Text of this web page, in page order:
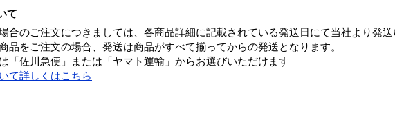
て
合のご注文につきましては、各商品詳細に記載されている発送日にて当社より発送
品をご注文の場合、発送は商品がすべて揃ってからの発送となります。
「佐川急便」または「ヤマト運輸」からお選びいただけます
て詳しくはこちら